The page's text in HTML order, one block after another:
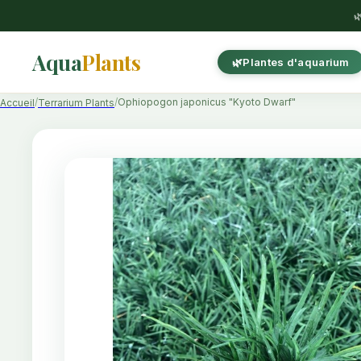
AquaPlants Plantes d'aquarium
Accueil Terrarium Plants Ophiopogon japonicus "Kyoto Dwarf"